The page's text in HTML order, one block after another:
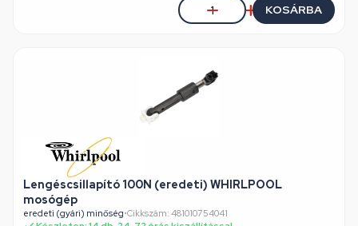
KOSÁRBA
Lengéscsillapító 100N (eredeti) WHIRLPOOL
mosógép
eredeti (gyári) minőség•Cikkszám: 481010754041